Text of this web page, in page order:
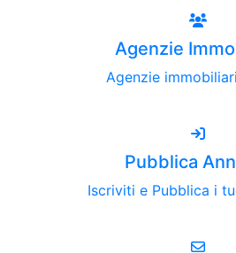
Agenzie
Agenzie
Pubblica
Iscriviti e Pubblica i